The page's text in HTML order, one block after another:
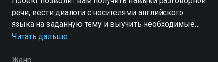
речи, вести диалоги с носителями английского
языка на заданную тему и выучить необходимые
слова и выражения
Читать дальше
Жанр